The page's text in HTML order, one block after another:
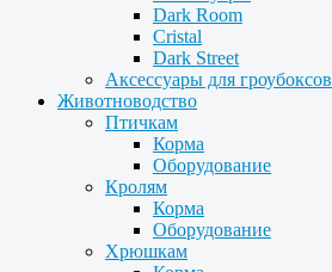
Dark Room
Cristal
Dark Street
Аксессуары для гроубоксов
Животноводство
Птичкам
Корма
Оборудование
Кролям
Корма
Оборудование
Хрюшкам